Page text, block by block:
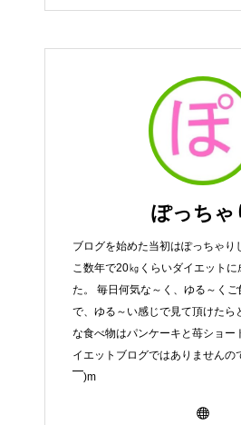
ぽっちゃ
ブログを始めた当初はぽっちゃり
こ数年で20㎏くらいダイエットに
た。 毎日何気な～く、ゆる～く
で、ゆる～い感じで見て頂けたら
な食べ物はパンケーキと苺ショ
イエットブログではありませんの
￣)m